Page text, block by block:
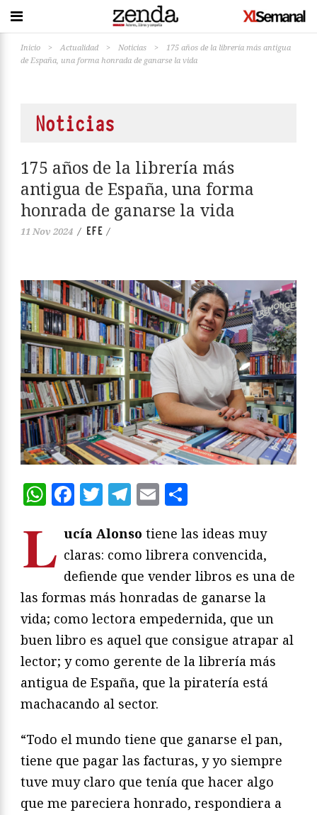
Inicio > Actualidad > Noticias >
175 años de la librería más antigua
de España, una forma honrada de ganarse la vida
Noticias
175 años de la librería más
antigua de España, una forma
honrada de ganarse la vida
11 Nov 2024 / EFE /
WhatsApp
Facebook
Twitter
Telegram
Email
L ucía Alonso tiene las ideas muy
claras: como librera convencida,
defiende que vender libros es una de
las formas más honradas de ganarse la
vida; como lectora empedernida, que un
buen libro es aquel que consigue atrapar al
lector; y como gerente de la librería más
antigua de España, que la piratería está
machacando al sector.
“Todo el mundo tiene que ganarse el pan,
tiene que pagar las facturas, y yo siempre
tuve muy claro que tenía que hacer algo
que me pareciera honrado, respondiera a